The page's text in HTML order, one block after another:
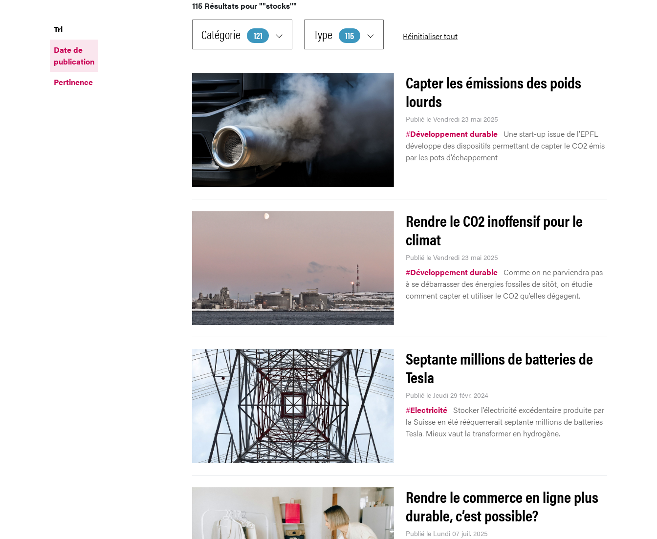
115 Résultats pour""stocks""
Tri
Date de
publication
Pertinence
Catégorie 121 Type 115 Réinitialiser tout
Capter les émissions des poids
lourds
Publié le Vendredi 23 mai 2025
#Développement durable Une start-up issue de l’EPFL
développe des dispositifs permettant de capter le CO2 émis
par les pots d’échappement
Rendre le CO2 inoffensif pour le
climat
Publié le Vendredi 23 mai 2025
#Développement durable Comme on ne parviendra pas
à se débarrasser des énergies fossiles de sitôt, on étudie
comment capter et utiliser le CO2 qu’elles dégagent.
Septante millions de batteries de
Tesla
Publié le Jeudi 29 févr. 2024
#Electricité Stocker l’électricité excédentaire produite par
la Suisse en été rééquerrerait septante millions de batteries
Tesla. Mieux vaut la transformer en hydrogène.
Rendre le commerce en ligne plus
durable, c’est possible?
Publié le Lundi 07 juil. 2025